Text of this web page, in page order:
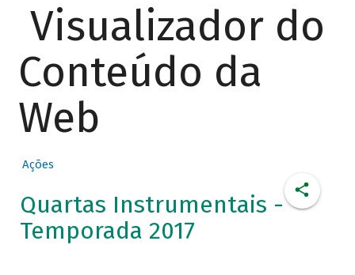
Visualizador do
Conteúdo da
Web
Ações
Quartas Instrumentais -
Temporada 2017